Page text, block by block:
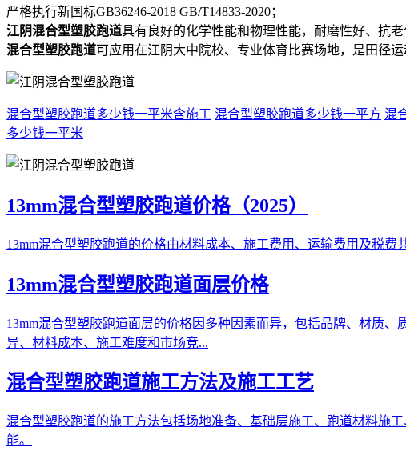
严格执行新国标GB36246-2018 GB/T14833-2020；
江阴混合型塑胶跑道具有良好的化学性能和物理性能，耐磨性好、抗
混合型塑胶跑道可应用在江阴大中院校、专业体育比赛场地，是田径运
混合型塑胶跑道多少钱一平米含施工 混合型塑胶跑道多少钱一平方 混
多少钱一平米
13mm混合型塑胶跑道价格（2025）
13mm混合型塑胶跑道的价格由材料成本、施工费用、运输费用及税费
13mm混合型塑胶跑道面层价格
13mm混合型塑胶跑道面层的价格因多种因素而异，包括品牌、材质
异、材料成本、施工难度和市场竞...
混合型塑胶跑道施工方法及施工工艺
混合型塑胶跑道的施工方法包括场地准备、基础层施工、跑道材料施
能。